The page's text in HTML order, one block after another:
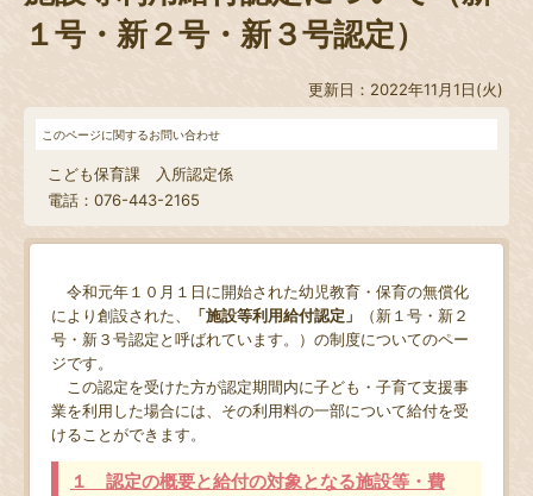
１号・新２号・新３号認定）
更新日：2022年11月1日(火)
このページに関するお問い合わせ
こども保育課 入所認定係
電話：076-443-2165
令和元年１０月１日に開始された幼児教育・保育の無償化
により創設された、
「施設等利用給付認定」
（新１号・新２
号・新３号認定と呼ばれています。）の制度についてのペー
ジです。
この認定を受けた方が認定期間内に子ども・子育て支援事
業を利用した場合には、その利用料の一部について給付を受
けることができます。
１ 認定の概要と給付の対象となる施設等・費